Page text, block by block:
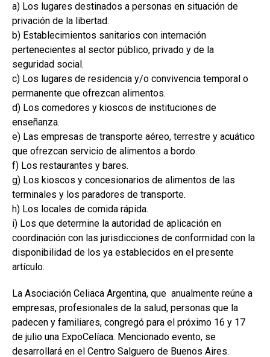
a) Los lugares destinados a personas en situación de
privación de la libertad.
b) Establecimientos sanitarios con internación
pertenecientes al sector público, privado y de la
seguridad social.
c) Los lugares de residencia y/o convivencia temporal o
permanente que ofrezcan alimentos.
d) Los comedores y kioscos de instituciones de
enseñanza.
e) Las empresas de transporte aéreo, terrestre y acuático
que ofrezcan servicio de alimentos a bordo.
f) Los restaurantes y bares.
g) Los kioscos y concesionarios de alimentos de las
terminales y los paradores de transporte.
h) Los locales de comida rápida.
i) Los que determine la autoridad de aplicación en
coordinación con las jurisdicciones de conformidad con la
disponibilidad de los ya establecidos en el presente
artículo.
La Asociación Celiaca Argentina, que anualmente reúne a
empresas, profesionales de la salud, personas que la
padecen y familiares, congregó para el próximo 16 y 17
de julio una ExpoCelíaca. Mencionado evento, se
desarrollará en el Centro Salguero de Buenos Aires.